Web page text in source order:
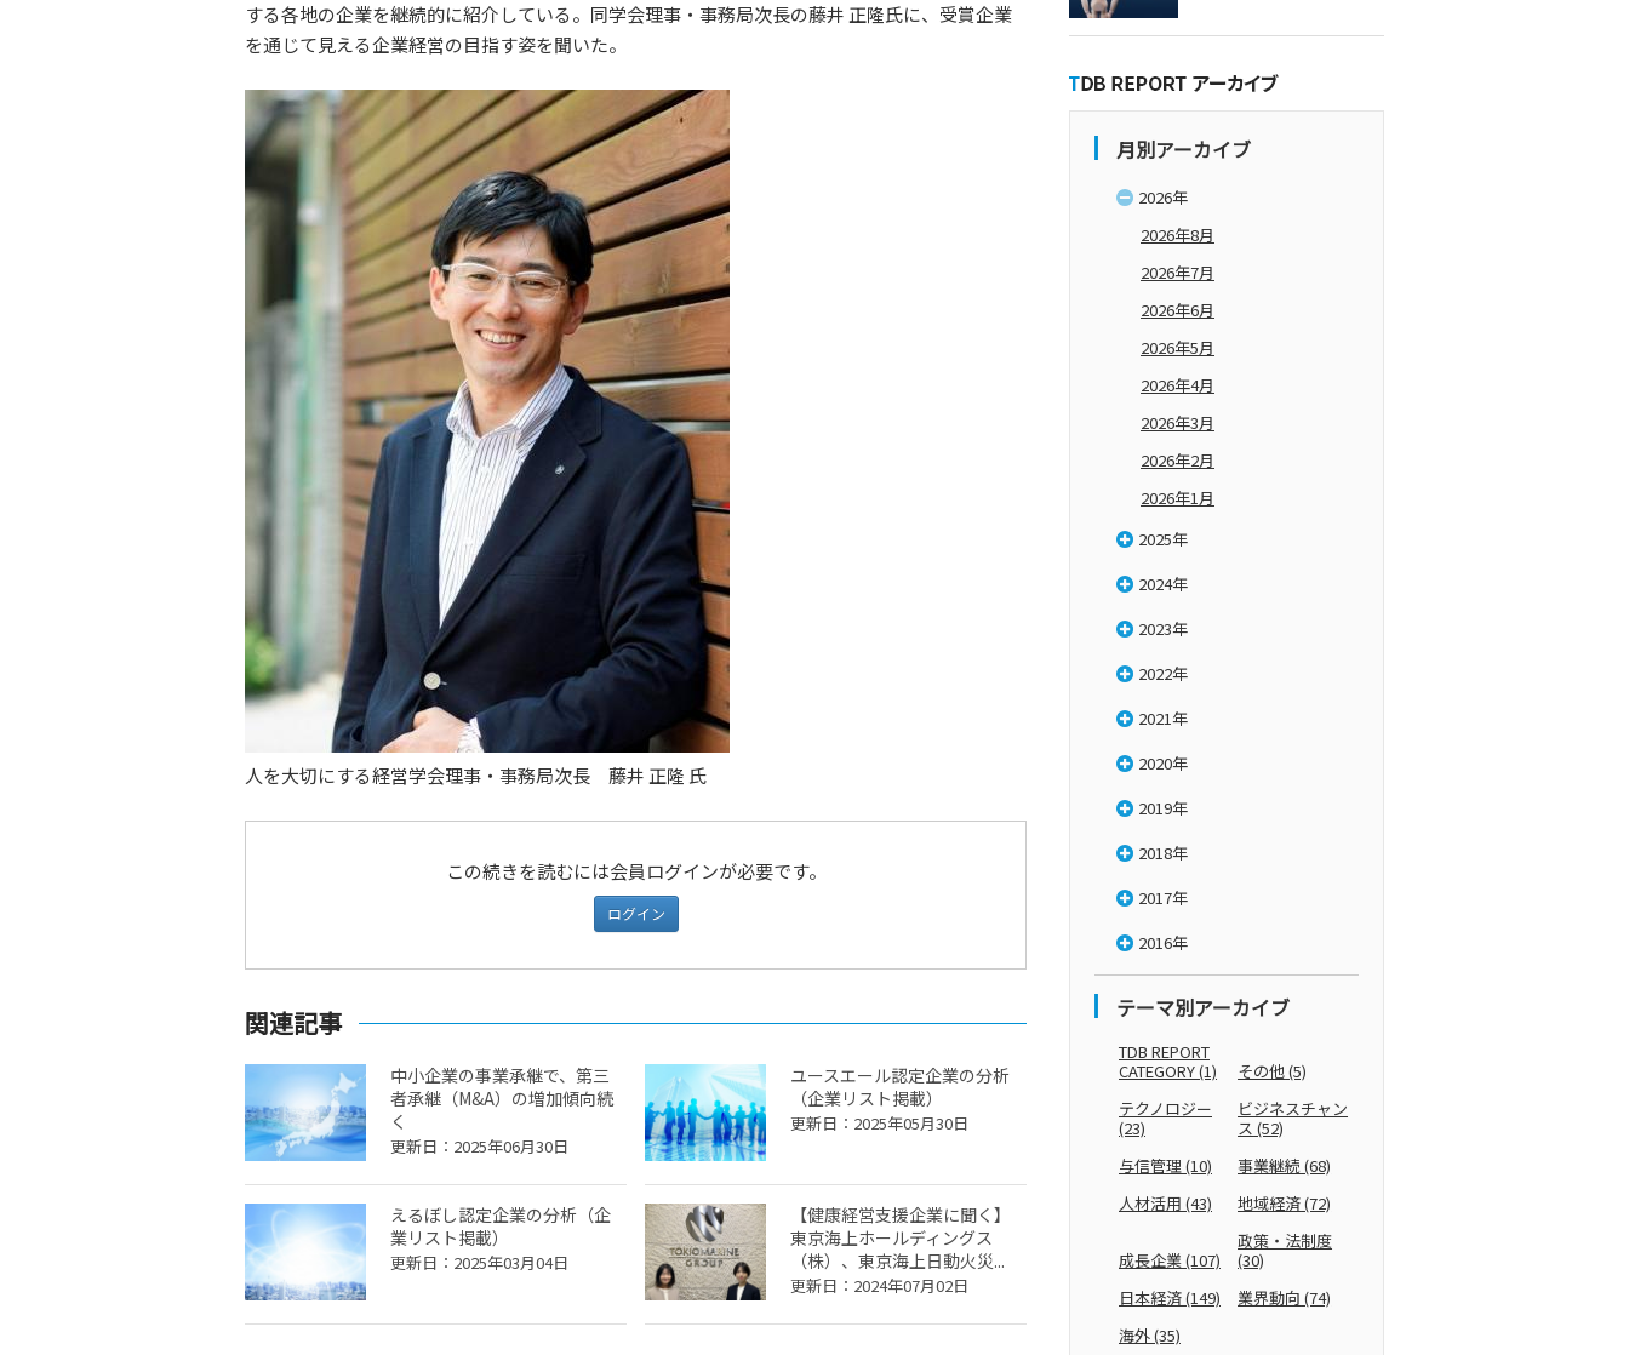
する各地の企業を継続的に紹介している。同学会理事・事務局次長の藤井 正隆氏に、受賞企業
を通じて見える企業経営の目指す姿を聞いた。
人を大切にする経営学会理事・事務局次長 藤井 正隆 氏
この続きを読むには会員ログインが必要です。
ログイン
関連記事
中小企業の事業承継で、第三
者承継（M&A）の増加傾向続
く
更新日：2025年06月30日
ユースエール認定企業の分析
（企業リスト掲載）
更新日：2025年05月30日
えるぼし認定企業の分析（企
業リスト掲載）
更新日：2025年03月04日
【健康経営支援企業に聞く】
東京海上ホールディングス
（株）、東京海上日動火災...
更新日：2024年07月02日
月別アーカイブ
2026年
2026年8月
2026年7月
2026年6月
2026年5月
2026年4月
2026年3月
2026年2月
2026年1月
2025年
2024年
2023年
2022年
2021年
2020年
2019年
2018年
2017年
2016年
テーマ別アーカイブ
TDB REPORT
CATEGORY(1) その他(5)
テクノロジー
(23)
ビジネスチャン
ス (52)
与信管理(10) 事業継続(68)
人材活用 (43) 地域経済(72)
成長企業(107)
政策・法制度
(30)
日本経済(149) 業界動向 (74)
海外(35)